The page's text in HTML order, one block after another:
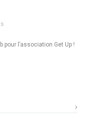
pour l’association Get Up !